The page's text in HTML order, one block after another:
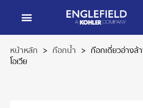
หน้าหลัก > ก๊อกน้ำ > ก๊อกเดี่ยวอ่างล้
โอเวีย